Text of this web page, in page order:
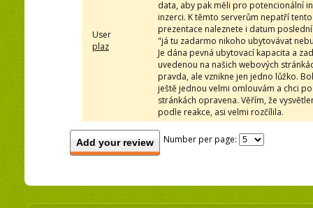
User
plaz
data, aby pak měli pro potencionální
inzerci. K těmto serverům nepatří
prezentace naleznete i datum
"já tu zadarmo nikoho ubytovávat
Je dána pevná ubytovací kapacita a
uvedenou na našich webových
pravda, ale vznikne jen jedno lůžko.
ještě jednou velmi omlouvám a chci
stránkách opravena. Věřím, že
podle reakce, asi velmi rozčílila.
Add your review Number per page: